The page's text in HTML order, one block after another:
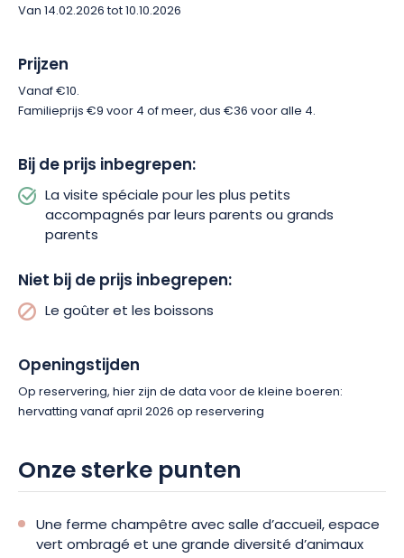
voor een geweldige ervaring op het platteland! Alles wat je
vergeten snacks en drinken.
Van 14.02.2026 tot 10.10.2026
Prijzen
Vanaf €10.
Familieprijs €9 voor 4 of meer, dus €36 voor alle 4.
Bij de prijs inbegrepen:
La visite spéciale pour les plus petits
accompagnés par leurs parents ou grands
parents
Niet bij de prijs inbegrepen:
Le goûter et les boissons
Openingstijden
Op reservering, hier zijn de data voor de kleine boeren:
hervatting vanaf april 2026 op reservering
Onze sterke punten
Une ferme champêtre avec salle d’accueil, espace
vert ombragé et une grande diversité d’animaux